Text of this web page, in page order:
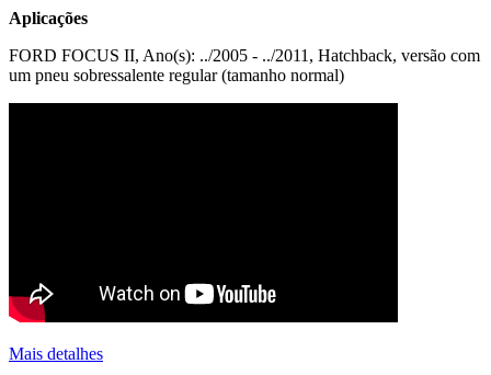
Aplicações
FORD FOCUS II, Ano(s): ../2005 - ../2011, Hatchback, versão com
um pneu sobressalente regular (tamanho normal)
Mais detalhes